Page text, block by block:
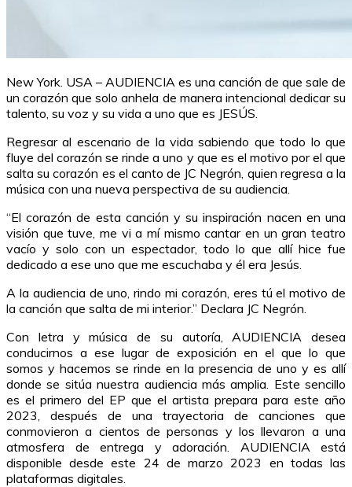
New York. USA – AUDIENCIA es una canción de que sale de
un corazón que solo anhela de manera intencional dedicar su
talento, su voz y su vida a uno que es JESÚS.
Regresar al escenario de la vida sabiendo que todo lo que
fluye del corazón se rinde a uno y que es el motivo por el que
salta su corazón es el canto de JC Negrón, quien regresa a la
música con una nueva perspectiva de su audiencia.
“El corazón de esta canción y su inspiración nacen en una
visión que tuve, me vi a mí mismo cantar en un gran teatro
vacío y solo con un espectador, todo lo que allí hice fue
dedicado a ese uno que me escuchaba y él era Jesús.
A la audiencia de uno, rindo mi corazón, eres tú el motivo de
la canción que salta de mi interior.” Declara JC Negrón.
Con letra y música de su autoría, AUDIENCIA desea
conducirnos a ese lugar de exposición en el que lo que
somos y hacemos se rinde en la presencia de uno y es allí
donde se sitúa nuestra audiencia más amplia. Este sencillo
es el primero del EP que el artista prepara para este año
2023, después de una trayectoria de canciones que
conmovieron a cientos de personas y los llevaron a una
atmosfera de entrega y adoración. AUDIENCIA está
disponible desde este 24 de marzo 2023 en todas las
plataformas digitales.